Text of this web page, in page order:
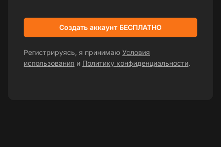
Создать аккаунт БЕСПЛАТНО
Регистрируясь, я принимаю Условия
использования и Политику конфиденциальности.